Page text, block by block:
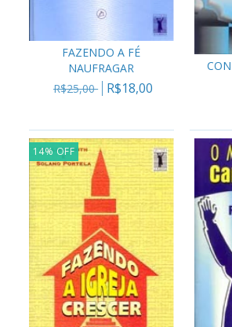
FAZENDO A FÉ
NAUFRAGAR
R$25,00
R$18,00
14% OFF